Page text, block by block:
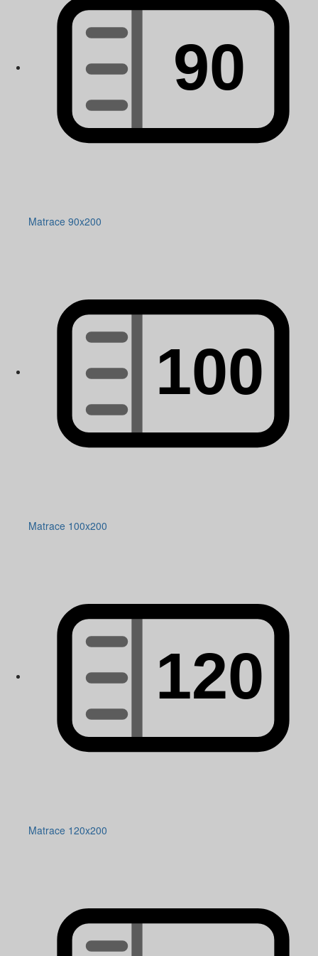
Matrace 90x200
Matrace 100x200
Matrace 120x200